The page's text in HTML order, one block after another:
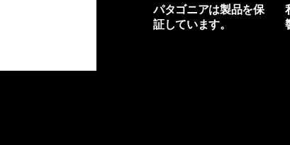
パタゴニアは製品を保
証しています。